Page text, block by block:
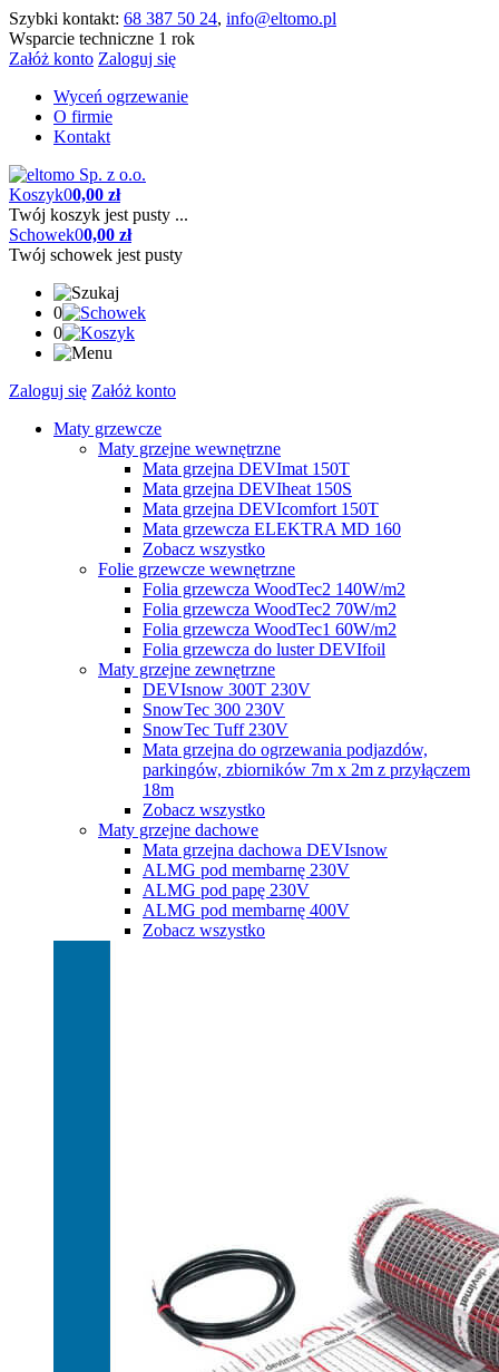
Szybki kontakt: 68 387 50 24, info@eltomo.pl
Wsparcie techniczne 1 rok
Załóż konto Zaloguj się
Wyceń ogrzewanie
O firmie
Kontakt
Koszyk00,00 zł
Twój koszyk jest pusty ...
Schowek00,00 zł
Twój schowek jest pusty
0
0
Zaloguj się Załóż konto
Maty grzewcze
Maty grzejne wewnętrzne
Mata grzejna DEVImat 150T
Mata grzejna DEVIheat 150S
Mata grzejna DEVIcomfort 150T
Mata grzewcza ELEKTRA MD 160
Zobacz wszystko
Folie grzewcze wewnętrzne
Folia grzewcza WoodTec2 140W/m2
Folia grzewcza WoodTec2 70W/m2
Folia grzewcza WoodTec1 60W/m2
Folia grzewcza do luster DEVIfoil
Maty grzejne zewnętrzne
DEVIsnow 300T 230V
SnowTec 300 230V
SnowTec Tuff 230V
Mata grzejna do ogrzewania podjazdów,
parkingów, zbiorników 7m x 2m z przyłączem
18m
Zobacz wszystko
Maty grzejne dachowe
Mata grzejna dachowa DEVIsnow
ALMG pod membarnę 230V
ALMG pod papę 230V
ALMG pod membarnę 400V
Zobacz wszystko